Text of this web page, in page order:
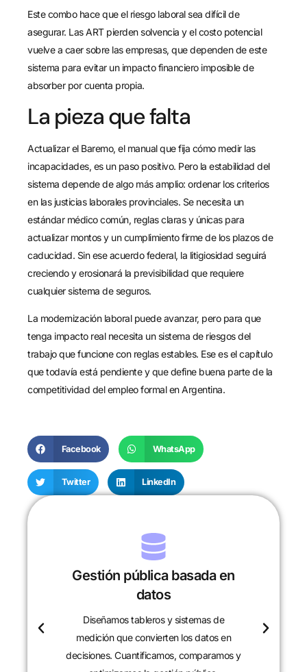
Este combo hace que el riesgo laboral sea difícil de
asegurar. Las ART pierden solvencia y el costo potencial
vuelve a caer sobre las empresas, que dependen de este
sistema para evitar un impacto financiero imposible de
absorber por cuenta propia.
La pieza que falta
Actualizar el Baremo, el manual que fija cómo medir las
incapacidades, es un paso positivo. Pero la estabilidad del
sistema depende de algo más amplio: ordenar los criterios
en las justicias laborales provinciales. Se necesita un
estándar médico común, reglas claras y únicas para
actualizar montos y un cumplimiento firme de los plazos de
caducidad. Sin ese acuerdo federal, la litigiosidad seguirá
creciendo y erosionará la previsibilidad que requiere
cualquier sistema de seguros.
La modernización laboral puede avanzar, pero para que
tenga impacto real necesita un sistema de riesgos del
trabajo que funcione con reglas estables. Ese es el capítulo
que todavía está pendiente y que define buena parte de la
competitividad del empleo formal en Argentina.
Facebook WhatsApp
Twitter LinkedIn
Gestión pública basada en
datos
Diseñamos tableros y sistemas de
medición que convierten los datos en
decisiones. Cuantificamos, comparamos y